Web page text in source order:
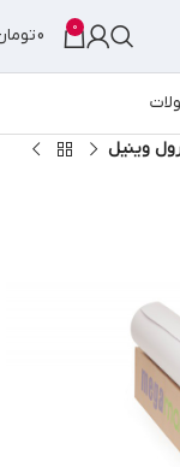
0
0
وینیل